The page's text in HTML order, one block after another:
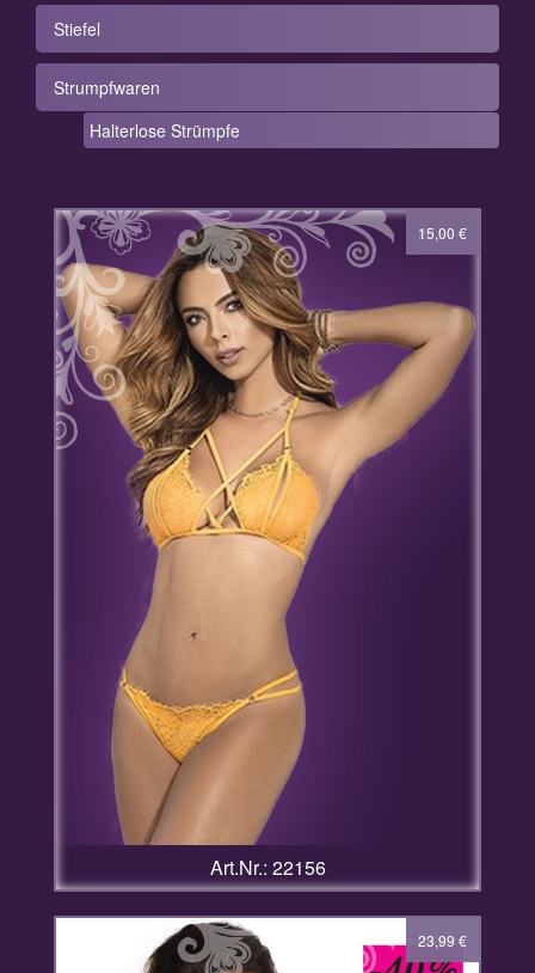
Stiefel
Strumpfwaren
Halterlose Strümpfe
Art.Nr.: 22156
29,99 €
15,00 €
39,99 €
23,99 €